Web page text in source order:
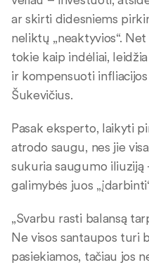
ar skirti didesniems
neliktų „neaktyvios“.
tokie kaip indėliai,
ir kompensuoti infliacijos
Šukevičius.
Pasak eksperto, laikyti
atrodo saugu, nes jie
sukuria saugumo iliuziją
galimybės juos
„Svarbu rasti balansą
Ne visos santaupos turi
pasiekiamos, tačiau jos